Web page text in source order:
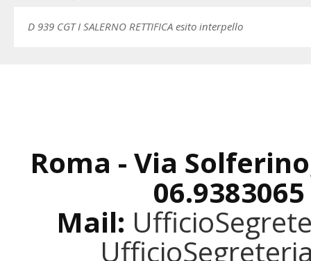
D 939 CGT I SALERNO RETTIFICA esito interpello
Roma - Via
Mail: